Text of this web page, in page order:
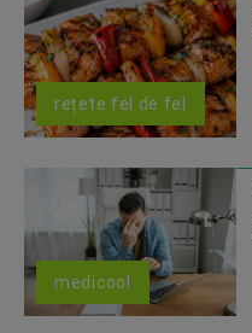
rețete fel de fel
medicool